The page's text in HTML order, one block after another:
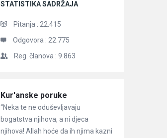
STATISTIKA SADRŽAJA
Pitanja : 22.415
Odgovora : 22.775
Reg. članova : 9.863
Članci
Kur'anske poruke
“Neka te ne oduševljavaju
bogatstva njihova, a ni djeca
njihova! Allah hoće da ih njima kazni